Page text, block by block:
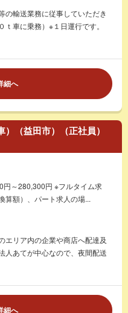
の輸送業務に従事していただき
ｔ車に乗務）※１日運行です。
細へ
（益田市）（正社員）
円～280,300円 ※フルタイム求
算額）、パート求人の場...
リア内の企業や商店へ配達及
人あてが中心なので、夜間配送
細へ